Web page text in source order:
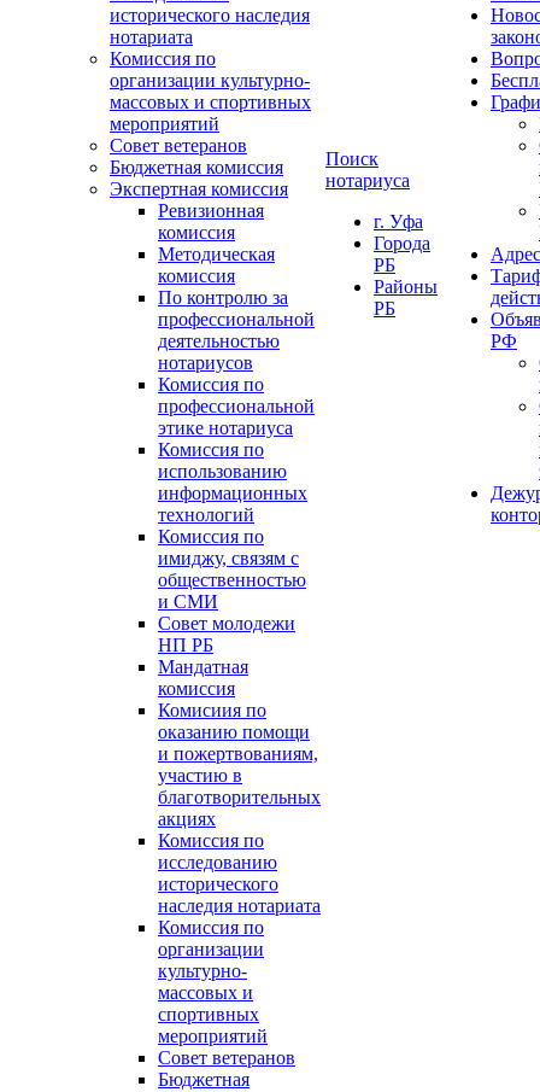
исторического наследия
нотариата
Комиссия по
организации культурно-
массовых и спортивных
мероприятий
Совет ветеранов
Бюджетная комиссия
Экспертная комиссия
Ревизионная
комиссия
Методическая
комиссия
По контролю за
профессиональной
деятельностью
нотариусов
Комиссия по
профессиональной
этике нотариуса
Комиссия по
использованию
информационных
технологий
Комиссия по
имиджу, связям с
общественностью
и СМИ
Совет молодежи
НП РБ
Мандатная
комиссия
Комисиия по
оказанию помощи
и пожертвованиям,
участию в
благотворительных
акциях
Комиссия по
исследованию
исторического
наследия нотариата
Комиссия по
организации
культурно-
массовых и
спортивных
мероприятий
Совет ветеранов
Бюджетная
Поиск
нотариуса
г. Уфа
Города
РБ
Районы
РБ
РФ